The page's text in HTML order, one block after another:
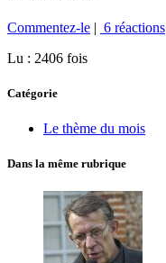
Commentez-le | 6 réactions
Lu : 2406 fois
Catégorie
Le thème du mois
Dans la même rubrique